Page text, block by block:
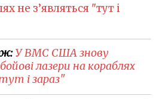
не з’являться "тут і
У ВМС США знову
лазери на кораблях
і зараз"